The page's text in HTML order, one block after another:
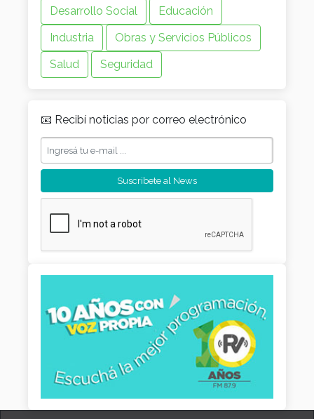
Desarrollo Social
Educación
Industria
Obras y Servicios Públicos
Salud
Seguridad
📧 Recibí noticias por correo electrónico